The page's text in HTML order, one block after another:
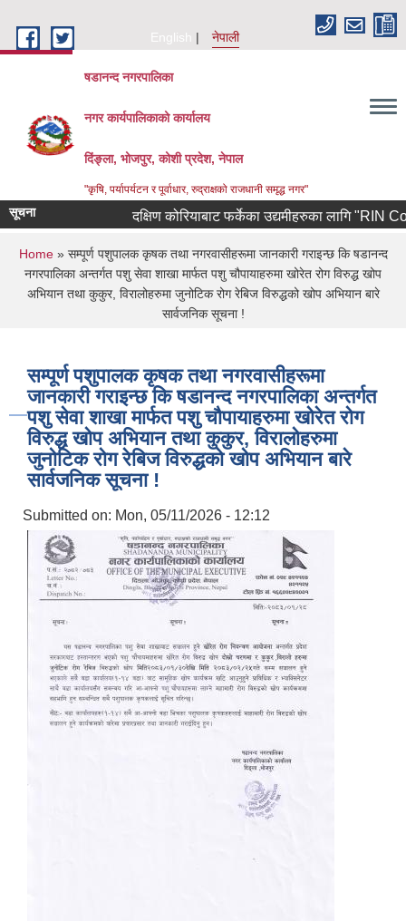
English
नेपाली
षडानन्द नगरपालिका
नगर कार्यपालिकाको कार्यालय
दिंङ्ला, भोजपुर, कोशी प्रदेश, नेपाल
"कृषि, पर्यापर्यटन र पूर्वाधार, रुद्राक्षको राजधानी समृद्ध नगर"
सूचना दक्षिण कोरियाबाट फर्केका उद्यमीहरुका लागि "RIN
You are here
Home» सम्पूर्ण पशुपालक कृषक तथा नगरवासीहरूमा जानकारी गराइन्छ कि षडानन्द
नगरपालिका अन्तर्गत पशु सेवा शाखा मार्फत पशु चौपायाहरुमा खोरेत रोग विरुद्ध खोप
अभियान तथा कुकुर, विरालोहरुमा जुनोटिक रोग रेबिज विरुद्धको खोप अभियान बारे
सार्वजनिक सूचना !
सम्पूर्ण पशुपालक कृषक तथा नगरवासीहरूमा
जानकारी गराइन्छ कि षडानन्द नगरपालिका अन्तर्गत
पशु सेवा शाखा मार्फत पशु चौपायाहरुमा खोरेत रोग
विरुद्ध खोप अभियान तथा कुकुर, विरालोहरुमा
जुनोटिक रोग रेबिज विरुद्धको खोप अभियान बारे
सार्वजनिक सूचना !
Submitted on: Mon, 05/11/2026 - 12:12